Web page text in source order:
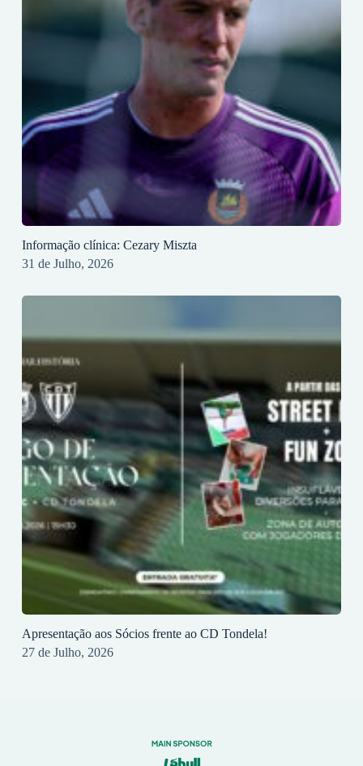
Informação clínica: Cezary Miszta
31 de Julho, 2026
Apresentação aos Sócios frente ao CD Tondela!
27 de Julho, 2026